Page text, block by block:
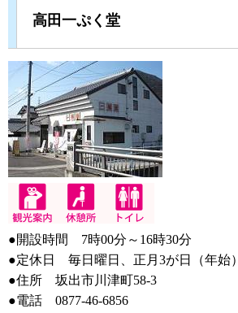
高田一ぷく堂
●開設時間 7時00分～16時30分
●定休日 毎日曜日、正月3が日（年始）
●住所 坂出市川津町58-3
●電話 0877-46-6856